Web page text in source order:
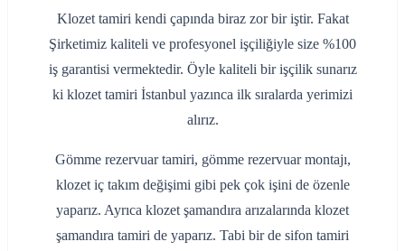
Klozet tamiri kendi çapında biraz zor bir iştir. Fakat
Şirketimiz kaliteli ve profesyonel işçiliğiyle size %100
iş garantisi vermektedir. Öyle kaliteli bir işçilik sunarız
ki klozet tamiri İstanbul yazınca ilk sıralarda yerimizi
alırız.
Gömme rezervuar tamiri, gömme rezervuar montajı,
klozet iç takım değişimi gibi pek çok işini de özenle
yaparız. Ayrıca klozet şamandıra arızalarında klozet
şamandıra tamiri de yaparız. Tabi bir de sifon tamiri